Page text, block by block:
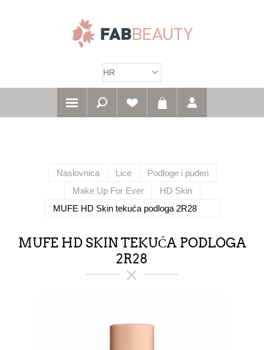
Naslovnica Lice
Podloge i puderi
Make Up For Ever
HD Skin
MUFE HD Skin tekuća podloga 2R28
MUFE HD SKIN TEKUĆA PODLOGA
2R28